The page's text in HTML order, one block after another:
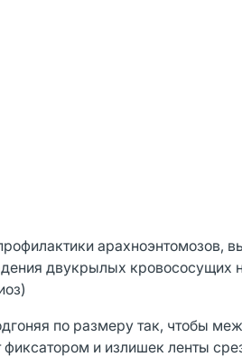
арахноэнтомозов,
двукрылых кровососущих
по размеру так, чтобы
и излишек ленты